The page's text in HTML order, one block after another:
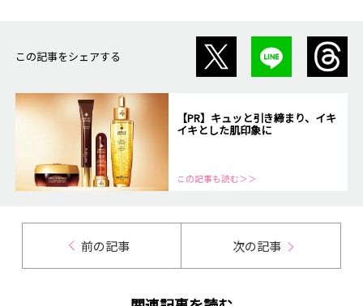
この記事をシェアする
【PR】キュッと引き締まり、イキ
イキとした肌印象に
この記事も読む＞＞
前の記事 次の記事